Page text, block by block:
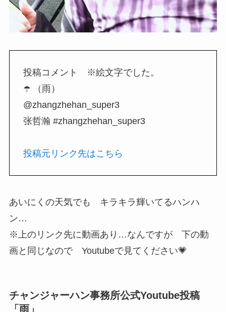
投稿コメント ※絵文字でした。
☂️ （雨）
@zhangzhehan_super3
张哲瀚 #zhangzhehan_super3
投稿元リンク先はこちら
あいにくの天気でも キラキラ輝いてるハンハ
ン…
※上のリンク先に動画あり…なんですが 下の動
画と同じなので Youtubeで見てください💗
チャンジャーハン事務所公式Youtube投稿
「雨」